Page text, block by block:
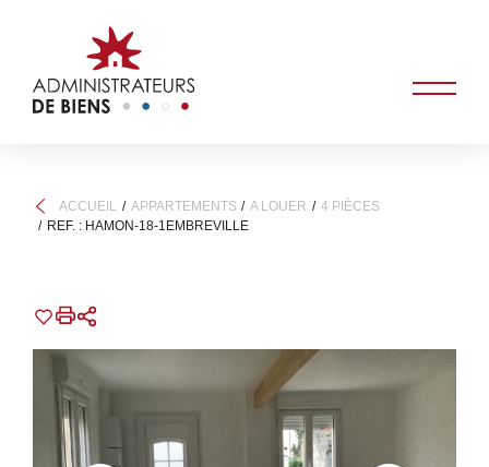
ACCUEIL APPARTEMENTS A LOUER
4 PIÈCES
REF. : HAMON-18-1EMBREVILLE